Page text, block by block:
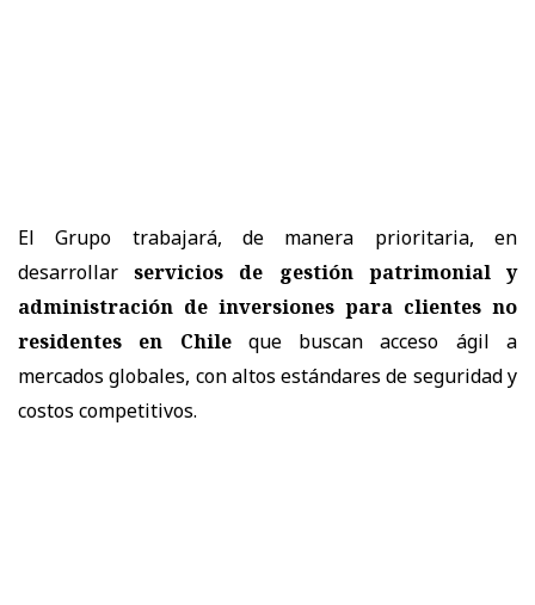
El Grupo trabajará, de manera prioritaria, en
desarrollarservicios de gestión patrimonial y
administración de inversiones para clientes no
residentes en Chileque buscan acceso ágil a
mercados globales, con altos estándares de seguridad y
costos competitivos.